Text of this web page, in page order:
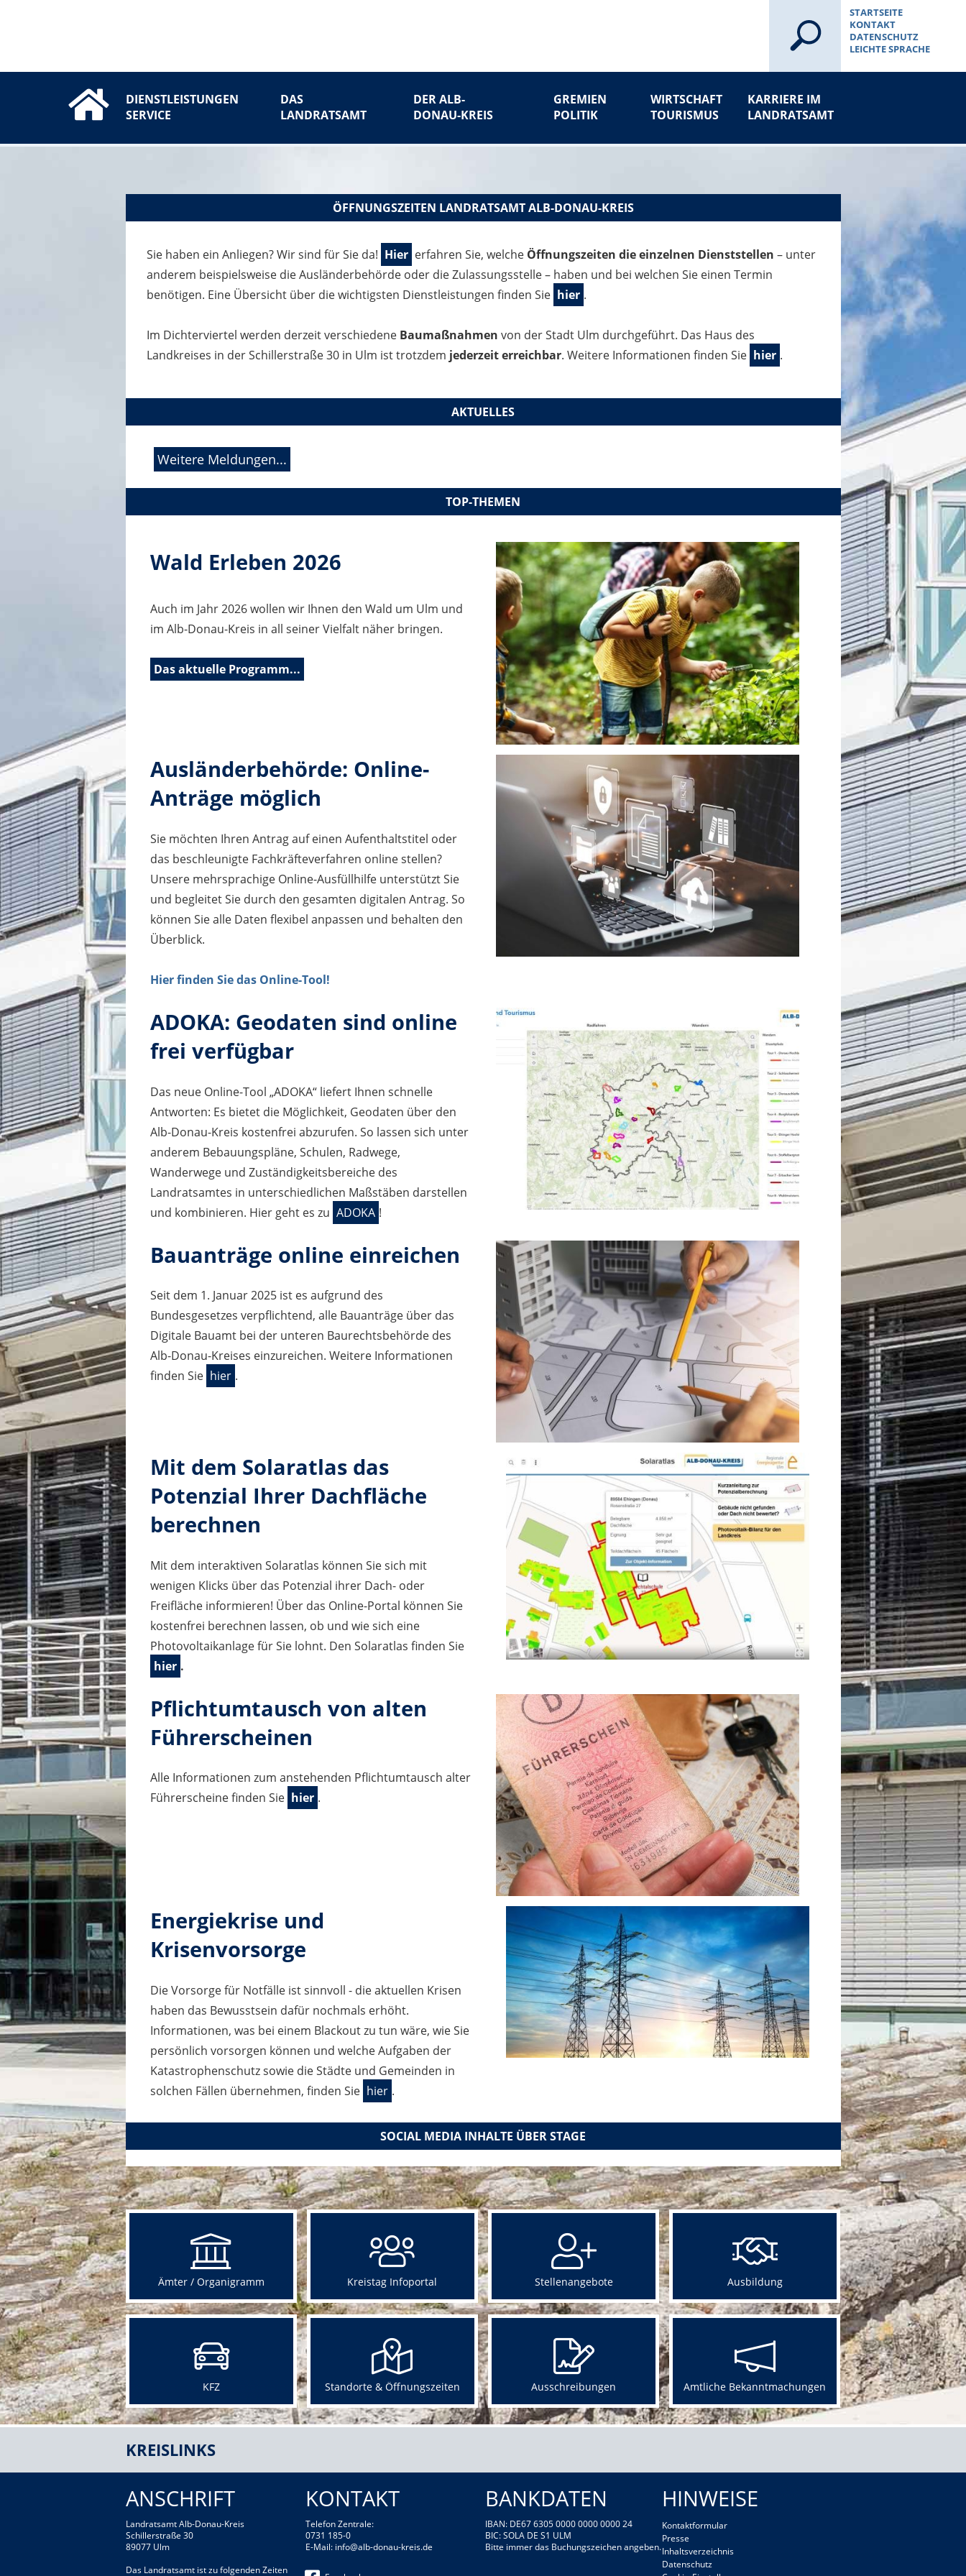
STARTSEITE
KONTAKT
DATENSCHUTZ
LEICHTE SPRACHE
DIENSTLEISTUNGEN
SERVICE
DAS
LANDRATSAMT
DER ALB-
DONAU-KREIS
GREMIEN
POLITIK
WIRTSCHAFT
TOURISMUS
KARRIERE IM
LANDRATSAMT
ÖFFNUNGSZEITEN LANDRATSAMT ALB-DONAU-KREIS
Sie haben ein Anliegen? Wir sind für Sie da! Hier erfahren Sie, welche Öffnungszeiten die einzelnen Dienststellen – unter
anderem beispielsweise die Ausländerbehörde oder die Zulassungsstelle – haben und bei welchen Sie einen Termin
benötigen. Eine Übersicht über die wichtigsten Dienstleistungen finden Sie hier .
Im Dichterviertel werden derzeit verschiedene Baumaßnahmen von der Stadt Ulm durchgeführt. Das Haus des
Landkreises in der Schillerstraße 30 in Ulm ist trotzdem jederzeit erreichbar. Weitere Informationen finden Sie hier .
AKTUELLES
Weitere Meldungen...
TOP-THEMEN
Wald Erleben 2026
Auch im Jahr 2026 wollen wir Ihnen den Wald um Ulm und
im Alb-Donau-Kreis in all seiner Vielfalt näher bringen.
Das aktuelle Programm...
Ausländerbehörde: Online-
Anträge möglich
Sie möchten Ihren Antrag auf einen Aufenthaltstitel oder
das beschleunigte Fachkräfteverfahren online stellen?
Unsere mehrsprachige Online-Ausfüllhilfe unterstützt Sie
und begleitet Sie durch den gesamten digitalen Antrag. So
können Sie alle Daten flexibel anpassen und behalten den
Überblick.
Hier finden Sie das Online-Tool!
ADOKA: Geodaten sind online
frei verfügbar
Das neue Online-Tool „ADOKA“ liefert Ihnen schnelle
Antworten: Es bietet die Möglichkeit, Geodaten über den
Alb-Donau-Kreis kostenfrei abzurufen. So lassen sich unter
anderem Bebauungspläne, Schulen, Radwege,
Wanderwege und Zuständigkeitsbereiche des
Landratsamtes in unterschiedlichen Maßstäben darstellen
und kombinieren. Hier geht es zu ADOKA !
Bauanträge online einreichen
Seit dem 1. Januar 2025 ist es aufgrund des
Bundesgesetzes verpflichtend, alle Bauanträge über das
Digitale Bauamt bei der unteren Baurechtsbehörde des
Alb-Donau-Kreises einzureichen. Weitere Informationen
finden Sie hier .
Mit dem Solaratlas das
Potenzial Ihrer Dachfläche
berechnen
Mit dem interaktiven Solaratlas können Sie sich mit
wenigen Klicks über das Potenzial ihrer Dach- oder
Freifläche informieren! Über das Online-Portal können Sie
kostenfrei berechnen lassen, ob und wie sich eine
Photovoltaikanlage für Sie lohnt. Den Solaratlas finden Sie
hier .
Pflichtumtausch von alten
Führerscheinen
Alle Informationen zum anstehenden Pflichtumtausch alter
Führerscheine finden Sie hier .
Energiekrise und
Krisenvorsorge
Die Vorsorge für Notfälle ist sinnvoll - die aktuellen Krisen
haben das Bewusstsein dafür nochmals erhöht.
Informationen, was bei einem Blackout zu tun wäre, wie Sie
persönlich vorsorgen können und welche Aufgaben der
Katastrophenschutz sowie die Städte und Gemeinden in
solchen Fällen übernehmen, finden Sie hier .
SOCIAL MEDIA INHALTE ÜBER STAGE
Ämter / Organigramm Kreistag Infoportal Stellenangebote Ausbildung
KFZ Standorte & Öffnungszeiten Ausschreibungen Amtliche Bekanntmachungen
KREISLINKS
ANSCHRIFT
Landratsamt Alb-Donau-Kreis
Schillerstraße 30
89077 Ulm
Das Landratsamt ist zu folgenden Zeiten
KONTAKT
Telefon Zentrale:
0731 185-0
E-Mail: info@alb-donau-kreis.de
BANKDATEN
IBAN: DE67 6305 0000 0000 0000 24
BIC: SOLA DE S1 ULM
Bitte immer das Buchungszeichen angeben.
HINWEISE
Kontaktformular
Presse
Inhaltsverzeichnis
Datenschutz